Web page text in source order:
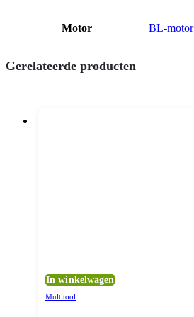
Motor BL-motor
Gerelateerde producten
In winkelwagen
Multitool